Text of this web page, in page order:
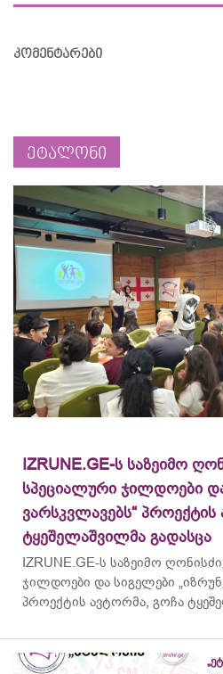
კომენტარები
ეტალონი
IZRUNE.GE-ს საზეიმო
სპეციალური ჯილდოები
ვარსკვლავებს“
ტყეშელაშვილმა გადასცა
IZRUNE.GE-ს საზეიმო
ჯილდოები და სიგელები
პროექტის ავტორმა, გოჩა